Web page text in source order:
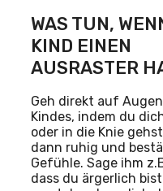
WAS TUN,
KIND EINEN
AUSRASTER
Geh direkt auf
Kindes, indem du
oder in die Knie
dann ruhig und
Gefühle. Sage ihm
dass du ärgerlich